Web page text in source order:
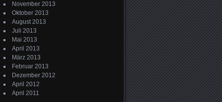
November 2013
Oktober 2013
August 2013
Juli 2013
Mai 2013
April 2013
März 2013
Februar 2013
Dezember 2012
April 2012
April 2011